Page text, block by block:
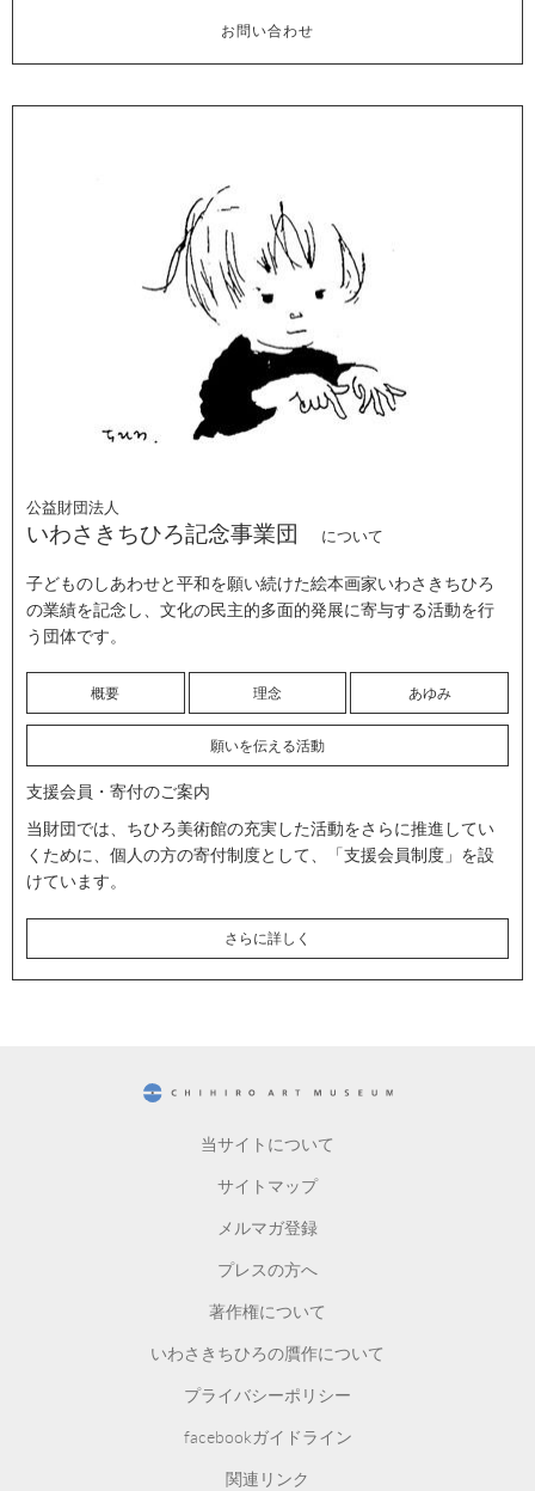
お問い合わせ
公益財団法人
いわさきちひろ記念事業団 について
子どものしあわせと平和を願い続けた絵本画家いわさきちひろ
の業績を記念し、文化の民主的多面的発展に寄与する活動を行
う団体です。
概要 理念 あゆみ
願いを伝える活動
支援会員・寄付のご案内
当財団では、ちひろ美術館の充実した活動をさらに推進してい
くために、個人の方の寄付制度として、「支援会員制度」を設
けています。
さらに詳しく
当サイトについて
サイトマップ
メルマガ登録
プレスの方へ
著作権について
いわさきちひろの贋作について
プライバシーポリシー
facebookガイドライン
関連リンク